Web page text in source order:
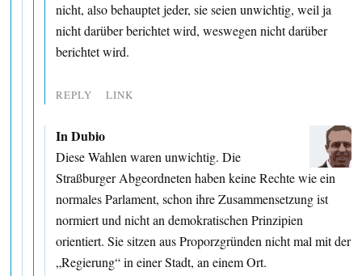
nicht, also behauptet jeder, sie seien unwichtig, weil ja
nicht darüber berichtet wird, weswegen nicht darüber
berichtet wird.
REPLY LINK
In Dubio
Diese Wahlen waren unwichtig. Die
Straßburger Abgeordneten haben keine Rechte wie ein
normales Parlament, schon ihre Zusammensetzung ist
normiert und nicht an demokratischen Prinzipien
orientiert. Sie sitzen aus Proporzgründen nicht mal mit der
„Regierung“ in einer Stadt, an einem Ort.